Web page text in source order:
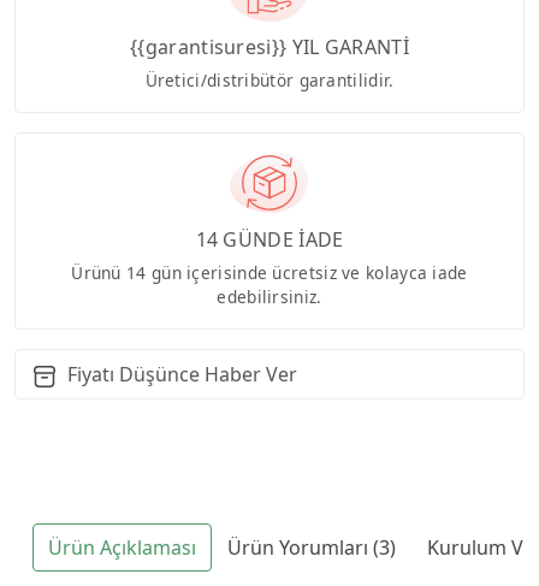
{{garantisuresi}} YIL GARANTİ
Üretici/distribütör garantilidir.
14 GÜNDE İADE
Ürünü 14 gün içerisinde ücretsiz ve kolayca iade
edebilirsiniz.
Fiyatı Düşünce Haber Ver
Ürün Açıklaması Ürün Yorumları (3) Kurulum